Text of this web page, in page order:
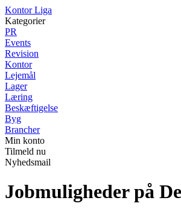
KontorLiga
Kategorier
PR
Events
Revision
Kontor
Lejemål
Lager
Læring
Beskæftigelse
Byg
Brancher
Min konto
Tilmeld nu
Nyhedsmail
Jobmuligheder på